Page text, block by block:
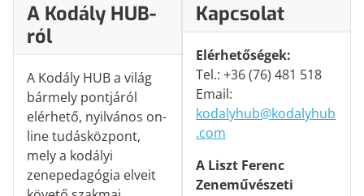
A Kodály HUB-
ról
A Kodály HUB a világ
bármely pontjáról
elérhető, nyilvános on-
line tudásközpont,
mely a kodályi
zenepedagógia elveit
Kapcsolat
Elérhetőségek:
Tel.: +36 (76) 481 518
Email:
kodalyhub@kodalyhub
.com
A Liszt Ferenc
Zeneművészeti